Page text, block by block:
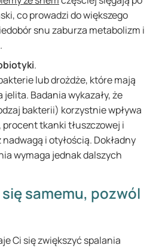
co prowadzi do większego
snu zaburza metabolizm i
.
lub drożdże, które mają
jelita. Badania wykazały, że
bakterii) korzystnie wpływa
procent tkanki tłuszczowej i
i otyłością. Dokładny
wymaga jednak dalszych
samemu, pozwól
Ci się zwiększyć spalania